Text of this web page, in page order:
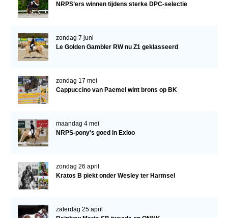
Verrichtingsonderzoek 2020-2021
Sport
Paard te koop
Inloggen
CONTACT
Regio Noord
Regio Midden
NRPS’ers winnen tijdens sterke DPC-selectie
zondag 7 juni
Le Golden Gambler RW nu Z1 geklasseerd
zondag 17 mei
Cappuccino van Paemel wint brons op BK
maandag 4 mei
NRPS-pony's goed in Exloo
zondag 26 april
Kratos B piekt onder Wesley ter Harmsel
zaterdag 25 april